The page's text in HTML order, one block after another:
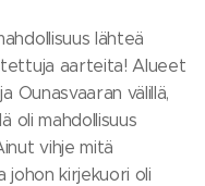
lähteä
aarteita! Alueet
Ounasvaaran välillä,
oli mahdollisuus
vihje mitä
johon kirjekuori oli